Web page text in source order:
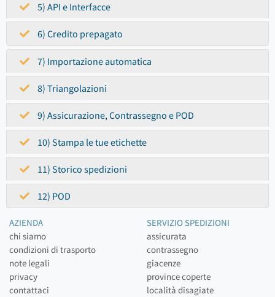
5) API e Interfacce
6) Credito prepagato
7) Importazione automatica
8) Triangolazioni
9) Assicurazione, Contrassegno e POD
10) Stampa le tue etichette
11) Storico spedizioni
12) POD
AZIENDA
chi siamo
condizioni di trasporto
note legali
privacy
contattaci
SERVIZIO SPEDIZIONI
assicurata
contrassegno
giacenze
province coperte
località disagiate